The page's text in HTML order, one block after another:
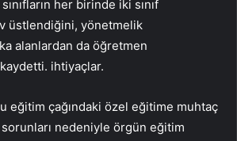
her birinde iki sınıf
üstlendiğini, yönetmelik
alanlardan da öğretmen
ihtiyaçlar.
eğitim çağındaki özel eğitime muhtaç
nedeniyle örgün eğitim